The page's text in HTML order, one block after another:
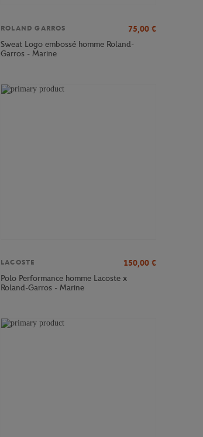
ROLAND GARROS 75,00 €
Sweat Logo embossé homme Roland-
Garros - Marine
LACOSTE 150,00 €
Polo Performance homme Lacoste x
Roland-Garros - Marine